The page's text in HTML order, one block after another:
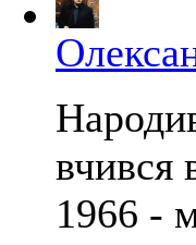
вчився
1966 -